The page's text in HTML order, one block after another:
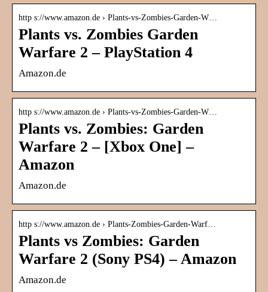
http s://www.amazon.de › Plants-vs-Zombies-Garden-W…
Plants vs. Zombies Garden
Warfare 2 – PlayStation 4
Amazon.de
http s://www.amazon.de › Plants-vs-Zombies-Garden-W…
Plants vs. Zombies: Garden
Warfare 2 – [Xbox One] –
Amazon
Amazon.de
http s://www.amazon.de › Plants-Zombies-Garden-Warf…
Plants vs Zombies: Garden
Warfare 2 (Sony PS4) – Amazon
Amazon.de